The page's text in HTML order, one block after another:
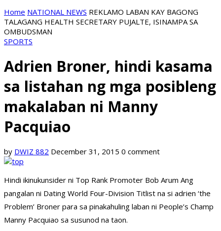
Home NATIONAL NEWS REKLAMO LABAN KAY BAGONG
TALAGANG HEALTH SECRETARY PUJALTE, ISINAMPA SA
OMBUDSMAN
SPORTS
Adrien Broner, hindi kasama
sa listahan ng mga posibleng
makalaban ni Manny
Pacquiao
by DWIZ 882 December 31, 2015 0 comment
Hindi ikinukunsider ni Top Rank Promoter Bob Arum Ang
pangalan ni Dating World Four-Division Titlist na si adrien ‘the
Problem’ Broner para sa pinakahuling laban ni People’s Champ
Manny Pacquiao sa susunod na taon.